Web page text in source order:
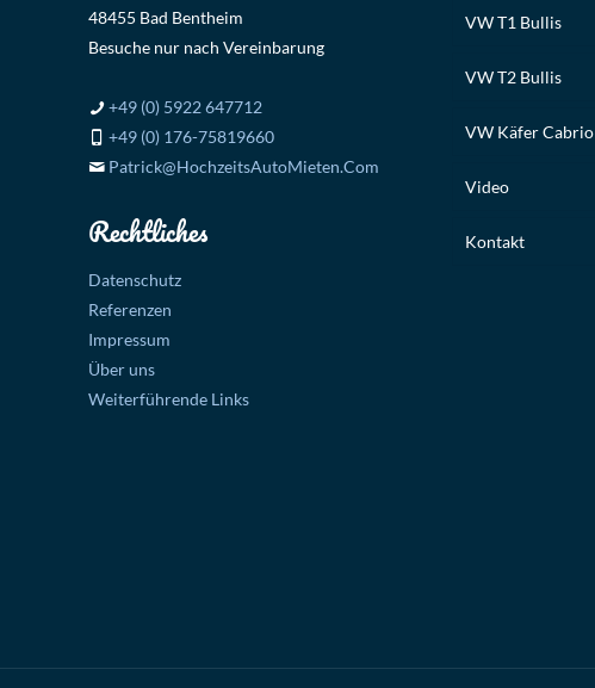
48455 Bad Bentheim
Besuche nur nach Vereinbarung
+49 (0) 5922 647712
+49 (0) 176-75819660
Patrick@HochzeitsAutoMieten.Com
Rechtliches
Datenschutz
Referenzen
Impressum
Über uns
Weiterführende Links
VW T1 Bullis
VW T2 Bullis
VW Käfer Cabrio
Video
Kontakt